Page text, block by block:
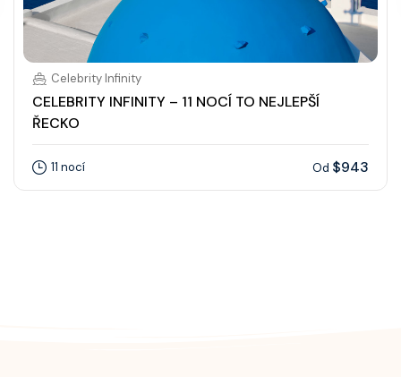
Celebrity Infinity
CELEBRITY INFINITY – 11 NOCÍ TO NEJLEPŠÍ
ŘECKO
11 nocí Od $943